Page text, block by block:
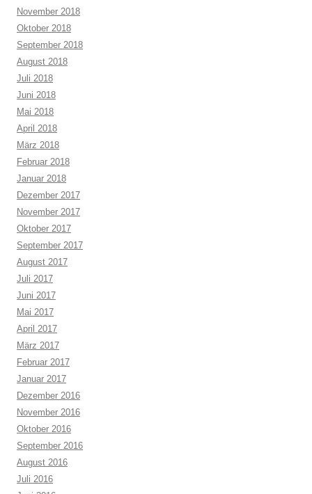
November 2018
Oktober 2018
September 2018
August 2018
Juli 2018
Juni 2018
Mai 2018
April 2018
März 2018
Februar 2018
Januar 2018
Dezember 2017
November 2017
Oktober 2017
September 2017
August 2017
Juli 2017
Juni 2017
Mai 2017
April 2017
März 2017
Februar 2017
Januar 2017
Dezember 2016
November 2016
Oktober 2016
September 2016
August 2016
Juli 2016